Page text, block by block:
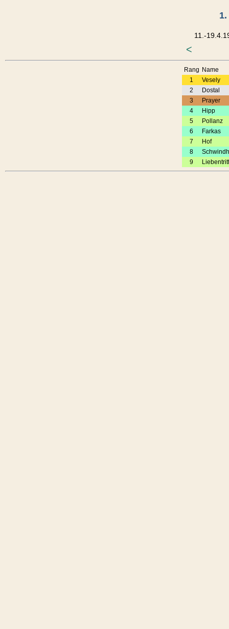
11.-
<
Rang Name
1
Vesely
2
Dostal
3
Prayer
4
Hipp
5
Pollanz
6
Farkas
7
Hof
8
9
Liebentritt